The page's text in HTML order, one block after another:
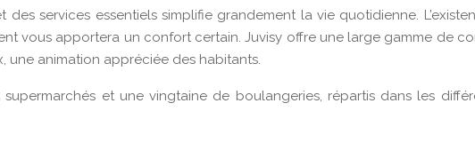
des services essentiels simplifie grandement la vie quotidienne.
vous apportera un confort certain. Juvisy offre une large gamme de
une animation appréciée des habitants.
et une vingtaine de boulangeries, répartis dans les